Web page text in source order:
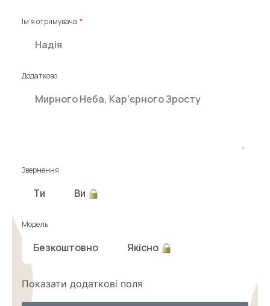
Ім'я отримувача
Додатково
Звернення
Ти Ви
Модель
Безкоштовно Якісно
Показати додаткові поля